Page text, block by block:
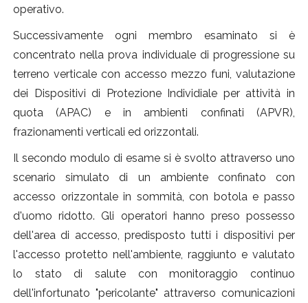
operativo.
Successivamente ogni membro esaminato si è
concentrato nella prova individuale di progressione su
terreno verticale con accesso mezzo funi, valutazione
dei Dispositivi di Protezione Individiale per attività in
quota (APAC) e in ambienti confinati (APVR),
frazionamenti verticali ed orizzontali.
Il secondo modulo di esame si è svolto attraverso uno
scenario simulato di un ambiente confinato con
accesso orizzontale in sommità, con botola e passo
d'uomo ridotto. Gli operatori hanno preso possesso
dell'area di accesso, predisposto tutti i dispositivi per
l'accesso protetto nell'ambiente, raggiunto e valutato
lo stato di salute con monitoraggio continuo
dell'infortunato "pericolante" attraverso comunicazioni